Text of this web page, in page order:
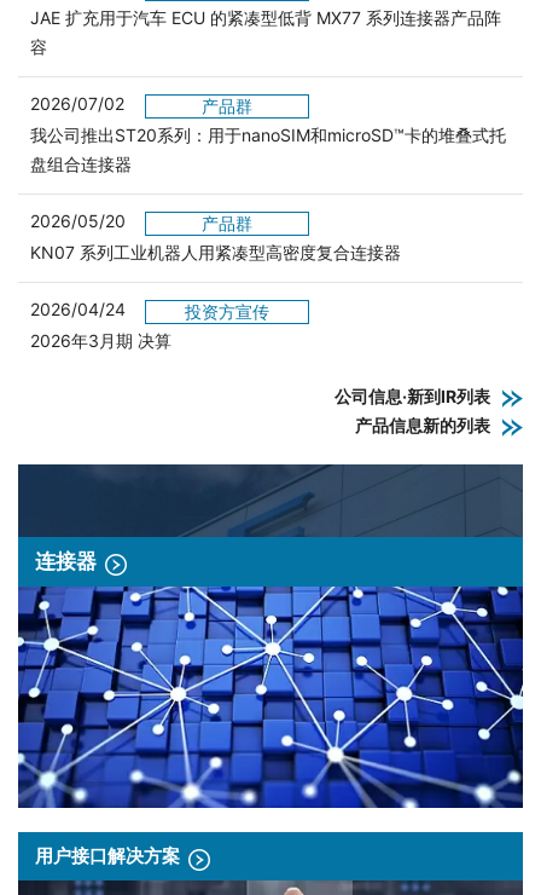
JAE 扩充用于汽车 ECU 的紧凑型低背 MX77 系列连接器产品阵
容
2026/07/02
产品群
我公司推出ST20系列：用于nanoSIM和microSD™卡的堆叠式托
盘组合连接器
2026/05/20
产品群
KN07 系列工业机器人用紧凑型高密度复合连接器
2026/04/24
投资方宣传
2026年3月期 决算
公司信息·新到IR列表
产品信息新的列表
连接器
用户接口解决方案